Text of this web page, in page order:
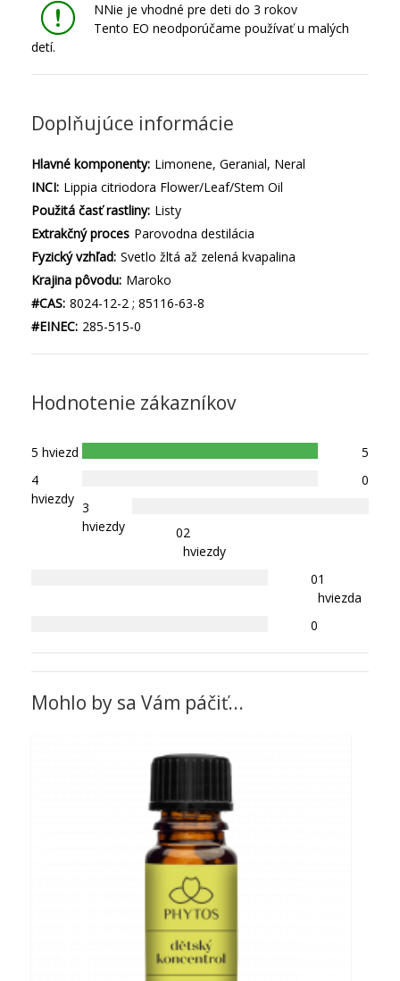
NNie je vhodné pre deti do 3 rokov
Tento EO neodporúčame používať u malých
detí.
Doplňujúce informácie
Hlavné komponenty: Limonene, Geranial, Neral
INCI: Lippia citriodora Flower/Leaf/Stem Oil
Použitá časť rastliny: Listy
Extrakčný proces Parovodna destilácia
Fyzický vzhľad: Svetlo žltá až zelená kvapalina
Krajina pôvodu: Maroko
#CAS: 8024-12-2 ; 85116-63-8
#EINEC: 285-515-0
Hodnotenie zákazníkov
5 hviezd
5
4
hviezdy
0
3
hviezdy
02
hviezdy
01
hviezda
0
Mohlo by sa Vám páčiť...